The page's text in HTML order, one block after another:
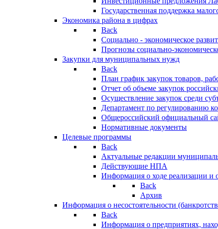
Государственная поддержка
Экономика района в цифрах
Back
Социально - экономическое
Прогнозы социально-
Закупки для муниципальных нужд
Back
План график закупок товаров,
Отчет об объеме закупок
Осуществление закупок среди
Департамент по регулированию
Общероссийский официальный
Нормативные документы
Целевые программы
Back
Актуальные редакции
Действующие НПА
Информация о ходе реализации
Back
Архив
Информация о несостоятельности
Back
Информация о предприятиях,